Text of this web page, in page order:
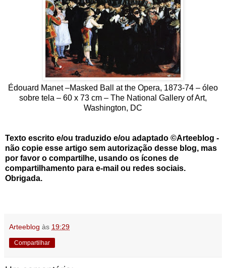
Édouard Manet –Masked Ball at the Opera, 1873-74 – óleo
sobre tela – 60 x 73 cm – The National Gallery of Art,
Washington, DC
Texto escrito e/ou traduzido e/ou adaptado ©Arteeblog -
não copie esse artigo sem autorização desse blog, mas
por favor o compartilhe, usando os ícones de
compartilhamento para e-mail ou redes sociais.
Obrigada.
Arteeblog às 19:29
Compartilhar